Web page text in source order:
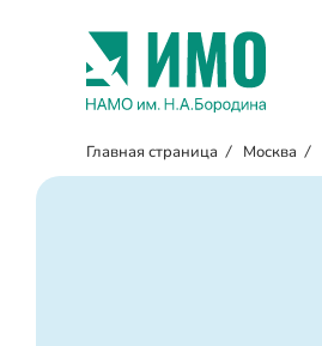
Главная страница / Москва /